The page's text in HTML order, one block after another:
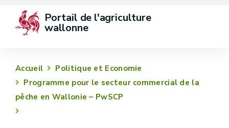
Portail de l'agriculture
wallonne
Accueil
Politique et Economie
Programme pour le secteur commercial de la
pêche en Wallonie – PwSCP